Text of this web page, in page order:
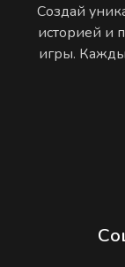
Создай
историей и
игры.